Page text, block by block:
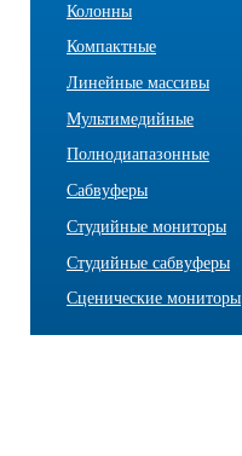
Колонны
Компактные
Линейные массивы
Мультимедийные
Полнодиапазонные
Сабвуферы
Студийные мониторы
Студийные сабвуферы
Сценические мониторы